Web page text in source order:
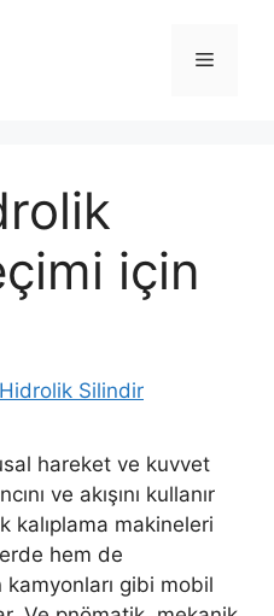
Menü
için
Hidrolik Silindir
hareket ve kuvvet
ve akışını kullanır
kalıplama makineleri
hem de
gibi mobil